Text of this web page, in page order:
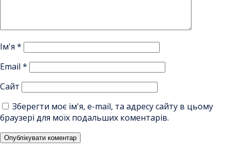
Ім'я *
Email *
Сайт
Зберегти моє ім'я, e-mail, та адресу сайту в цьому
браузері для моїх подальших коментарів.